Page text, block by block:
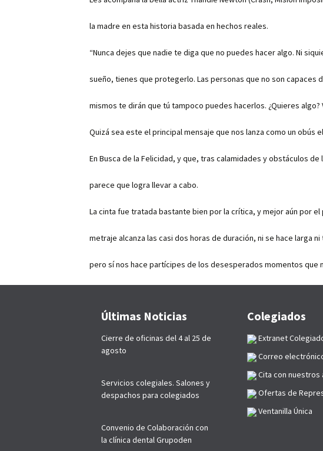
la madre en esta historia basada en hechos reales.
“Nunca dejes que nadie te diga que no puedes hacer algo. Ni
sueño, tienes que protegerlo. Las personas que no son capaces
mismos te dirán que tú tampoco puedes hacerlos. ¿Quieres algo?
Quizá sea este el principal mensaje que nos lanza como un obús
En Busca de la Felicidad, y que, tras calamidades y obstáculos de
parece que logra llevar a cabo.
La cinta fue tratada bastante bien por la crítica, y mejor aún por el
metraje alcanza las casi dos horas de duración, ni se hace larga
pero sí nos hace partícipes de los desesperados momentos que
Últimas Noticias
Cierre de oficinas del 4 al 25 de
agosto
Servicios colegiales. Salones y
despachos para colegiados
Convenio de Colaboración con
la clínica dental Grupoden
Colegiados
Extranet
Correo
Cita con nuestros
Ofertas de
Ventanilla Única